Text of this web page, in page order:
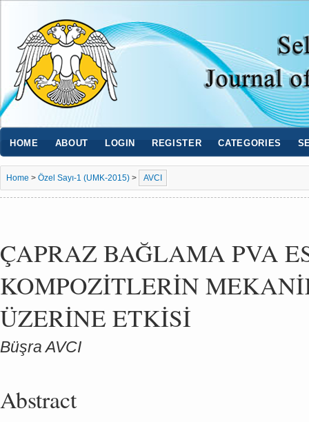
HOME ABOUT LOGIN REGISTER CATEGORIES
Home > Özel Sayı-1 (UMK-2015) > AVCI
ÇAPRAZ BAĞLAMA PVA
KOMPOZİTLERİN
ÜZERİNE ETKİSİ
Büşra AVCI
Abstract